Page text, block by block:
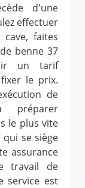
d'une
effectuer
faites
benne 37
un tarif
le prix.
de
le plus vite
qui se siège
assurance
travail de
service est